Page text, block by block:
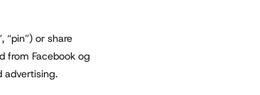
“pin”) or share
from Facebook og
advertising.